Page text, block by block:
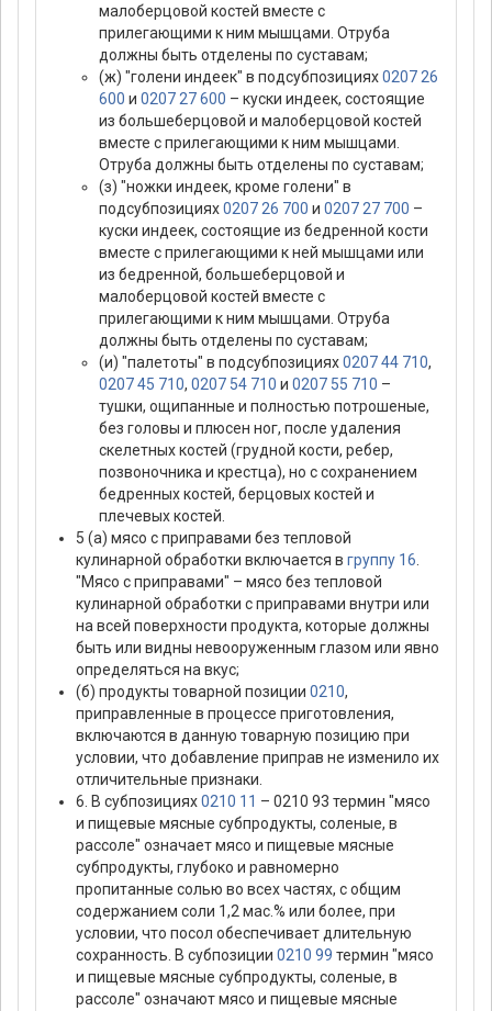
малоберцовой костей вместе с
прилегающими к ним мышцами. Отруба
должны быть отделены по суставам;
(ж) "голени индеек" в подсубпозициях0207 26
600 и 0207 27 600 – куски индеек, состоящие
из большеберцовой и малоберцовой костей
вместе с прилегающими к ним мышцами.
Отруба должны быть отделены по суставам;
(з) "ножки индеек, кроме голени" в
подсубпозициях0207 26 700 и 0207 27 700 –
куски индеек, состоящие из бедренной кости
вместе с прилегающими к ней мышцами или
из бедренной, большеберцовой и
малоберцовой костей вместе с
прилегающими к ним мышцами. Отруба
должны быть отделены по суставам;
(и) "палетоты" в подсубпозициях0207 44 710,
0207 45 710, 0207 54 710 и 0207 55 710 –
тушки, ощипанные и полностью потрошеные,
без головы и плюсен ног, после удаления
скелетных костей (грудной кости, ребер,
позвоночника и крестца), но с сохранением
бедренных костей, берцовых костей и
плечевых костей.
5 (а) мясо с приправами без тепловой
кулинарной обработки включается в группу 16
"Мясо с приправами" – мясо без тепловой
кулинарной обработки с приправами внутри или
на всей поверхности продукта, которые должны
быть или видны невооруженным глазом или явно
определяться на вкус;
(б) продукты товарной позиции 0210,
приправленные в процессе приготовления,
включаются в данную товарную позицию при
условии, что добавление приправ не изменило их
отличительные признаки.
6. В субпозициях0210 11 – 0210 93 термин "мясо
и пищевые мясные субпродукты, соленые, в
рассоле" означает мясо и пищевые мясные
субпродукты, глубоко и равномерно
пропитанные солью во всех частях, с общим
содержанием соли 1,2 мас.% или более, при
условии, что посол обеспечивает длительную
сохранность. В субпозиции 0210 99 термин "мясо
и пищевые мясные субпродукты, соленые, в
рассоле" означают мясо и пищевые мясные